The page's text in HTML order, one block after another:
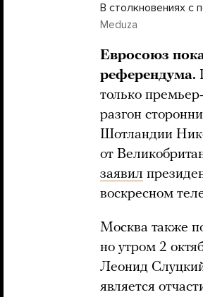
В столкновениях с
Meduza
Евросоюз
референдума.
только
разгон
Шотландии
от
заявил
воскресном
Москва также
но утром 2
Леонид
является